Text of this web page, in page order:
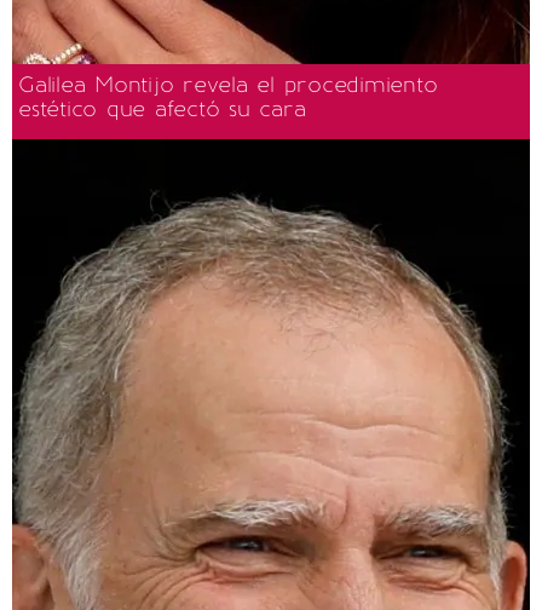
Galilea Montijo revela el procedimiento
estético que afectó su cara